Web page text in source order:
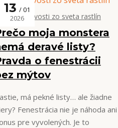
moja monstera
deravé listy?
o fenestrácii
mýtov
13
01
2026
Zaujímavosti zo sveta rastlín
má pekné listy… ale žiadne
Fenestrácia nie je náhoda ani
pre vyvolených. Je to